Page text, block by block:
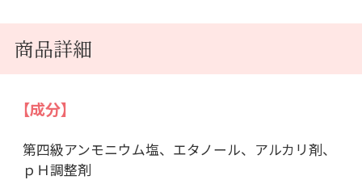
商品詳細
【成分】
第四級アンモニウム塩、エタノール、アルカリ剤、
ｐＨ調整剤